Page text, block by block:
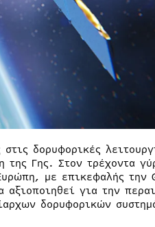
δορυφορικές
της Γης. Στον τρέχοντα
με επικεφαλής
για την
δορυφορικών